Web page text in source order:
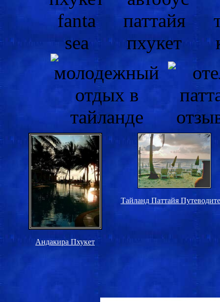
Андакира Пхукет
Тайланд Паттайя